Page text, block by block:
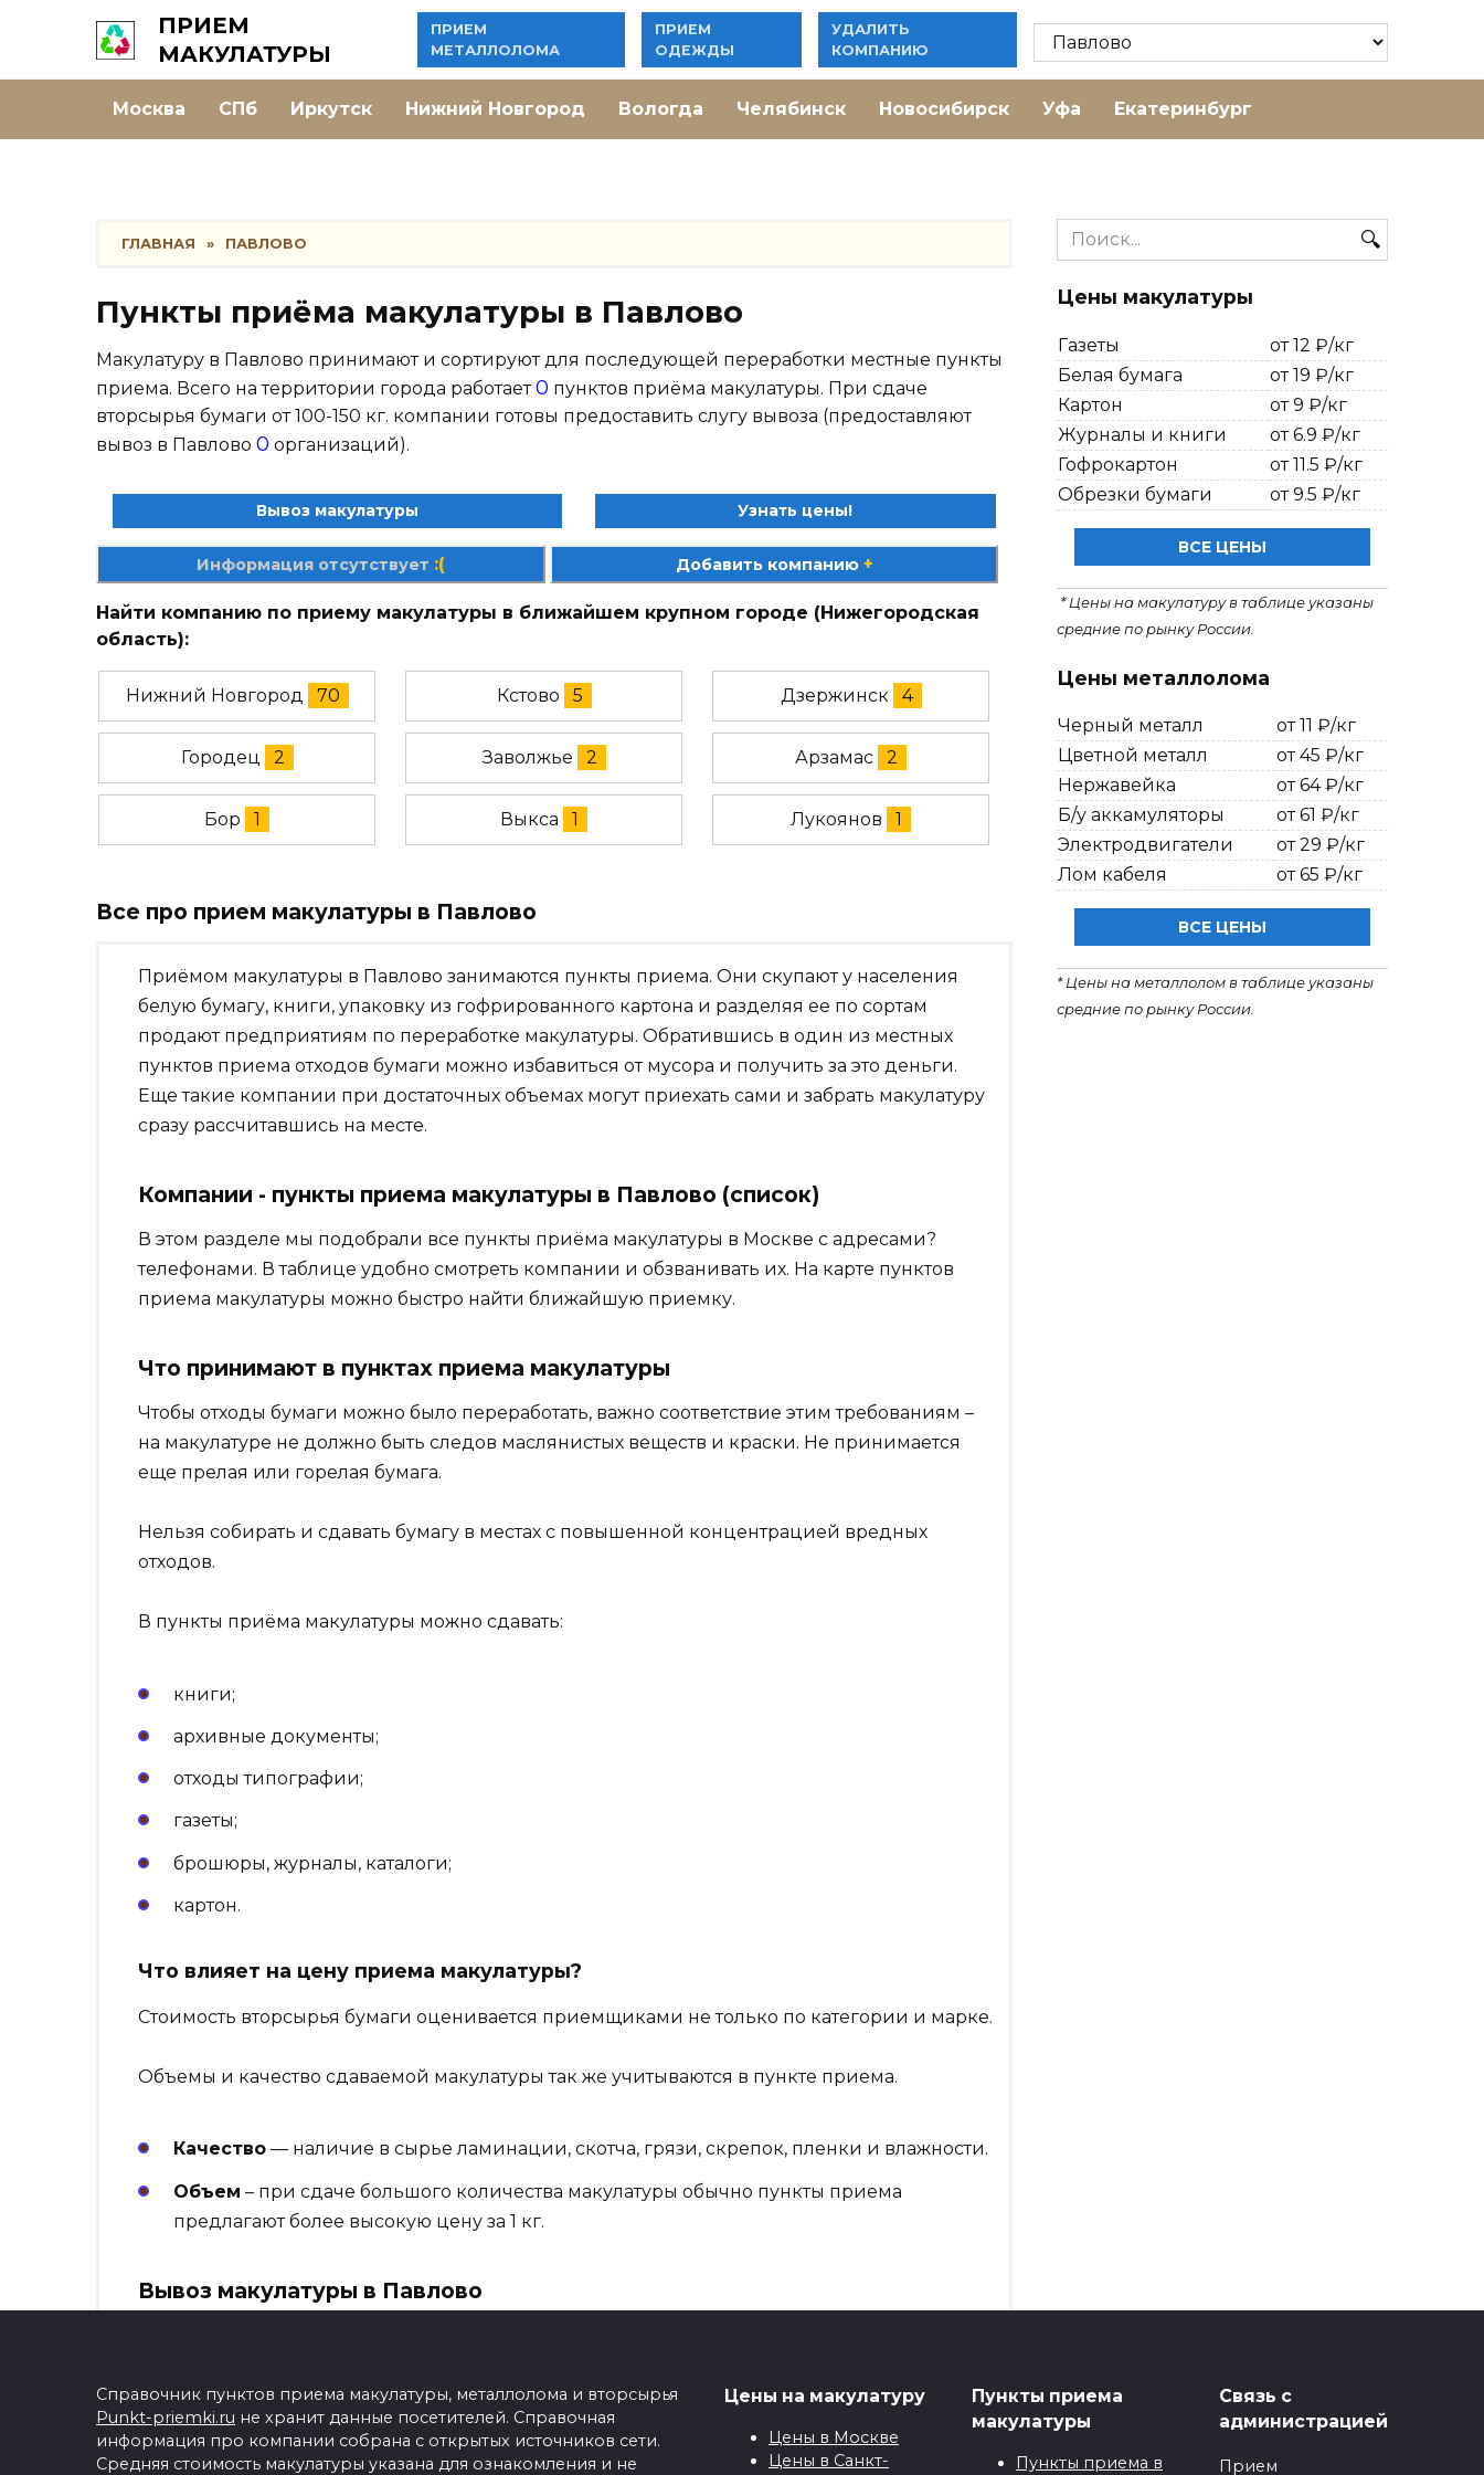
ПРИЕМ
МАКУЛАТУРЫ
ПРИЕМ
МЕТАЛЛОЛОМА
ПРИЕМ
ОДЕЖДЫ
УДАЛИТЬ
КОМПАНИЮ
Москва СПб Иркутск Нижний Новгород Вологда Челябинск Новосибирск Уфа Екатеринбург
ГЛАВНАЯ » ПАВЛОВО
Пункты приёма макулатуры в Павлово
Макулатуру в Павлово принимают и сортируют для последующей переработки местные пункты
приема. Всего на территории города работает0 пунктов приёма макулатуры. При сдаче
вторсырья бумаги от 100-150 кг. компании готовы предоставить слугу вывоза (предоставляют
вывоз в Павлово 0 организаций).
Вывоз макулатуры Узнать цены!
Информация отсутствует :( Добавить компанию +
Найти компанию по приему макулатуры в ближайшем крупном городе (Нижегородская
область):
Нижний Новгород 70 Кстово 5 Дзержинск 4
Городец 2 Заволжье 2 Арзамас 2
Бор 1 Выкса 1 Лукоянов 1
Все про прием макулатуры в Павлово
Приёмом макулатуры в Павлово занимаются пункты приема. Они скупают у населения
белую бумагу, книги, упаковку из гофрированного картона и разделяя ее по сортам
продают предприятиям по переработке макулатуры. Обратившись в один из местных
пунктов приема отходов бумаги можно избавиться от мусора и получить за это деньги.
Еще такие компании при достаточных объемах могут приехать сами и забрать макулатуру
сразу рассчитавшись на месте.
Компании - пункты приема макулатуры в Павлово (список)
В этом разделе мы подобрали все пункты приёма макулатуры в Москве с адресами?
телефонами. В таблице удобно смотреть компании и обзванивать их. На карте пунктов
приема макулатуры можно быстро найти ближайшую приемку.
Что принимают в пунктах приема макулатуры
Чтобы отходы бумаги можно было переработать, важно соответствие этим требованиям –
на макулатуре не должно быть следов маслянистых веществ и краски. Не принимается
еще прелая или горелая бумага.
Нельзя собирать и сдавать бумагу в местах с повышенной концентрацией вредных
отходов.
В пункты приёма макулатуры можно сдавать:
книги;
архивные документы;
отходы типографии;
газеты;
брошюры, журналы, каталоги;
картон.
Что влияет на цену приема макулатуры?
Стоимость вторсырья бумаги оценивается приемщиками не только по категории и марке.
Объемы и качество сдаваемой макулатуры так же учитываются в пункте приема.
Качество — наличие в сырье ламинации, скотча, грязи, скрепок, пленки и влажности.
Объем – при сдаче большого количества макулатуры обычно пункты приема
предлагают более высокую цену за 1 кг.
Вывоз макулатуры в Павлово
стоит уточнять при первом разговоре с менеджером. Макулатура должна быть
подготовлена к транспортировке. Её нужно сложить в коробки или перевязать (веревкой,
скотчем). Это необходимо для удобства погрузки и выгрузки макулатуры.
Search
for:
Цены макулатуры
Газеты
от 12 ₽/кг
Белая бумага
от 19 ₽/кг
Картон
от 9 ₽/кг
Журналы и книги
от 6.9 ₽/кг
Гофрокартон
от 11.5 ₽/кг
Обрезки бумаги
от 9.5 ₽/кг
ВСЕ ЦЕНЫ
* Цены на макулатуру в таблице указаны
средние по рынку России.
Цены металлолома
Черный металл
от 11 ₽/кг
Цветной металл
от 45 ₽/кг
Нержавейка
от 64 ₽/кг
Б/у аккамуляторы
от 61 ₽/кг
Электродвигатели
от 29 ₽/кг
Лом кабеля
от 65 ₽/кг
ВСЕ ЦЕНЫ
* Цены на металлолом в таблице указаны
средние по рынку России.
Справочник пунктов приема макулатуры, металлолома и вторсырья
Punkt-priemki.ru не хранит данные посетителей. Справочная
информация про компании собрана с открытых источников сети.
Средняя стоимость макулатуры указана для ознакомления и не
Цены на макулатуру
Цены в Москве
Цены в Санкт-
Пункты приема
макулатуры
Пункты приема в
Связь с
администрацией
Прием